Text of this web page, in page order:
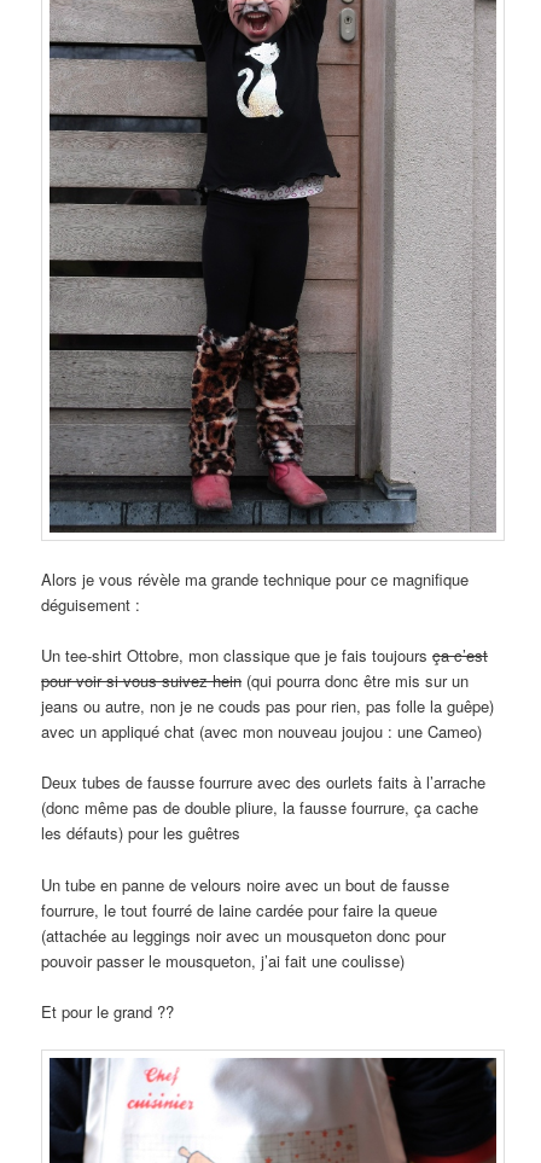
Alors je vous révèle ma grande technique pour ce magnifique
déguisement :
Un tee-shirt Ottobre, mon classique que je fais toujoursça c’est
pour voir si vous suivez hein (qui pourra donc être mis sur un
jeans ou autre, non je ne couds pas pour rien, pas folle la guêpe)
avec un appliqué chat (avec mon nouveau joujou : une Cameo)
Deux tubes de fausse fourrure avec des ourlets faits à l’arrache
(donc même pas de double pliure, la fausse fourrure, ça cache
les défauts) pour les guêtres
Un tube en panne de velours noire avec un bout de fausse
fourrure, le tout fourré de laine cardée pour faire la queue
(attachée au leggings noir avec un mousqueton donc pour
pouvoir passer le mousqueton, j’ai fait une coulisse)
Et pour le grand ??